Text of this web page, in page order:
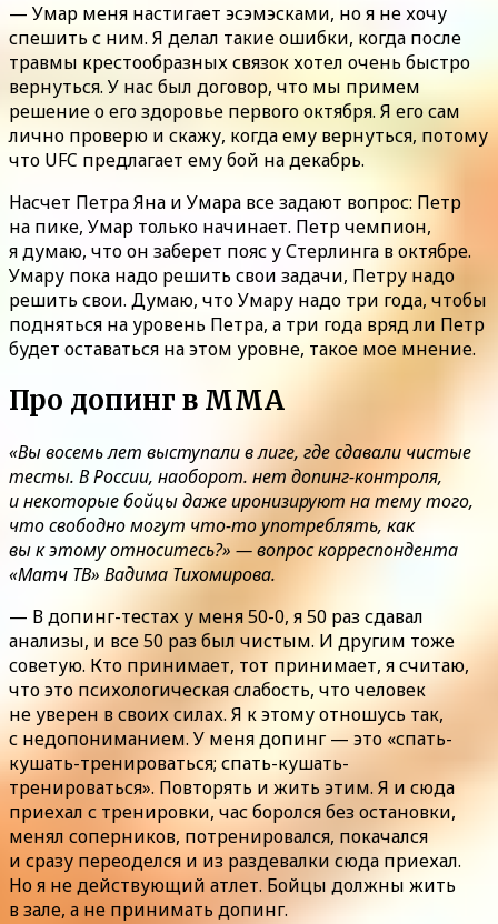
— Умар меня настигает эсэмэсками, но я не хочу
спешить с ним. Я делал такие ошибки, когда после
травмы крестообразных связок хотел очень быстро
вернуться. У нас был договор, что мы примем
решение о его здоровье первого октября. Я его сам
лично проверю и скажу, когда ему вернуться, потому
что UFC предлагает ему бой на декабрь.
Насчет Петра Яна и Умара все задают вопрос: Петр
на пике, Умар только начинает. Петр чемпион,
я думаю, что он заберет пояс у Стерлинга в октябре.
Умару пока надо решить свои задачи, Петру надо
решить свои. Думаю, что Умару надо три года, чтобы
подняться на уровень Петра, а три года вряд ли Петр
будет оставаться на этом уровне, такое мое мнение.
Про допинг в ММА
«Вы восемь лет выступали в лиге, где сдавали чистые
тесты. В России, наоборот. нет допинг-контроля,
и некоторые бойцы даже иронизируют на тему того,
что свободно могут что-то употреблять, как
вы к этому относитесь?» — вопрос корреспондента
«Матч ТВ» Вадима Тихомирова.
— В допинг-тестах у меня 50-0, я 50 раз сдавал
анализы, и все 50 раз был чистым. И другим тоже
советую. Кто принимает, тот принимает, я считаю,
что это психологическая слабость, что человек
не уверен в своих силах. Я к этому отношусь так,
с недопониманием. У меня допинг — это «спать-
кушать-тренироваться; спать-кушать-
тренироваться». Повторять и жить этим. Я и сюда
приехал с тренировки, час боролся без остановки,
менял соперников, потренировался, покачался
и сразу переоделся и из раздевалки сюда приехал.
Но я не действующий атлет. Бойцы должны жить
в зале, а не принимать допинг.